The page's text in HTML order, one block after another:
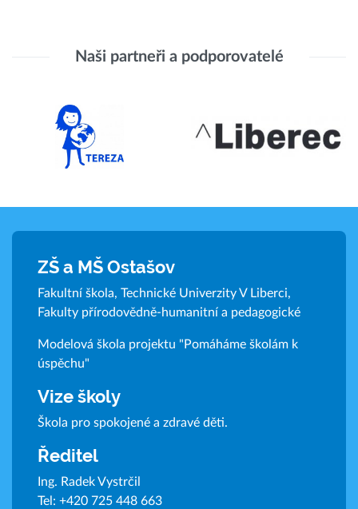
Naši partneři a podporovatelé
ZŠ a MŠ Ostašov
Fakultní škola, Technické Univerzity V Liberci,
Fakulty přírodovědně-humanitní a pedagogické
Modelová škola projektu "Pomáháme školám k
úspěchu"
Vize školy
Škola pro spokojené a zdravé děti.
Ředitel
Ing. Radek Vystrčil
Tel: +420 725 448 663